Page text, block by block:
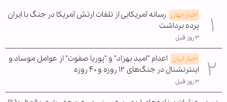
اخبار جهان رسانه آمریکایی از تلفات ارتش آمریکا در جنگ با ایران
پرده برداشت
۳ روز قبل
اخبار ایران اعدام "امید بهزاد" و "پوریا صفوت" از عوامل موساد و
اینترنشنال در جنگ‌های ۱۲ روزه و ۴۰ روزه
۳ روز قبل